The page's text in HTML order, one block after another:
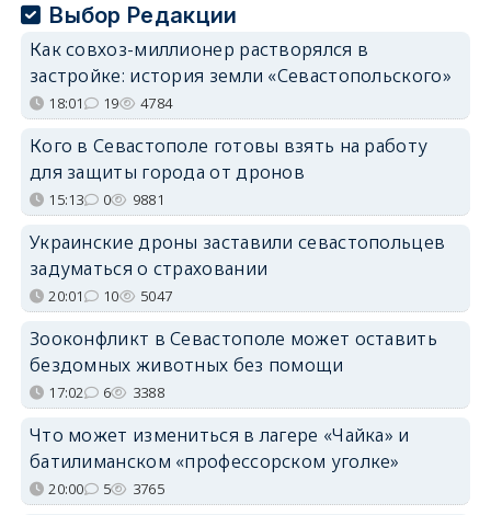
Выбор Редакции
Как совхоз-миллионер растворялся в
застройке: история земли «Севастопольского»
18:01 19 4784
Кого в Севастополе готовы взять на работу
для защиты города от дронов
15:13 0 9881
Украинские дроны заставили севастопольцев
задуматься о страховании
20:01 10 5047
Зооконфликт в Севастополе может оставить
бездомных животных без помощи
17:02 6 3388
Что может измениться в лагере «Чайка» и
батилиманском «профессорском уголке»
20:00 5 3765